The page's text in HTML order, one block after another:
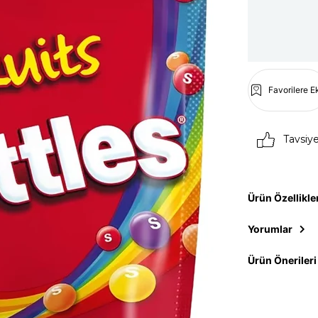
Favorilere
Ürün
Yorumlar
Ürün Önerileri